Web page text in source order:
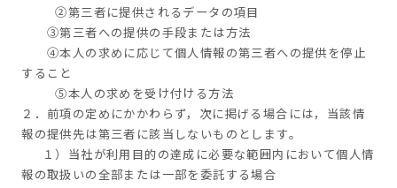
②第三者に提供されるデータの項目
③第三者への提供の手段または方法
④本人の求めに応じて個人情報の第三者への提供を停止
すること
⑤本人の求めを受け付ける方法
２．前項の定めにかかわらず，次に掲げる場合には，当該情
報の提供先は第三者に該当しないものとします。
１）当社が利用目的の達成に必要な範囲内において個人情
報の取扱いの全部または一部を委託する場合